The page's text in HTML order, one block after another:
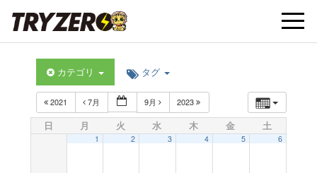
t
カテゴリ タグ
2021 7月 9月 2023
日 月 火 水 木 金 土
1 2 3 4 5 6